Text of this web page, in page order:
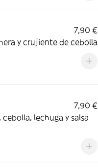
7,90 €
y crujiente de cebolla
7,90 €
lechuga y salsa